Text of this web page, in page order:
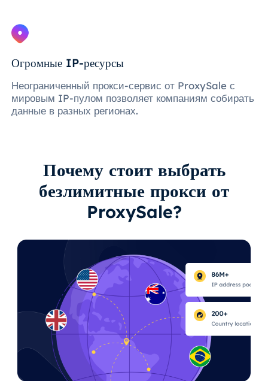
Огромные IP-ресурсы
Неограниченный прокси-сервис от ProxySale с
мировым IP-пулом позволяет компаниям собирать
данные в разных регионах.
Почему стоит выбрать
безлимитные прокси от
ProxySale?